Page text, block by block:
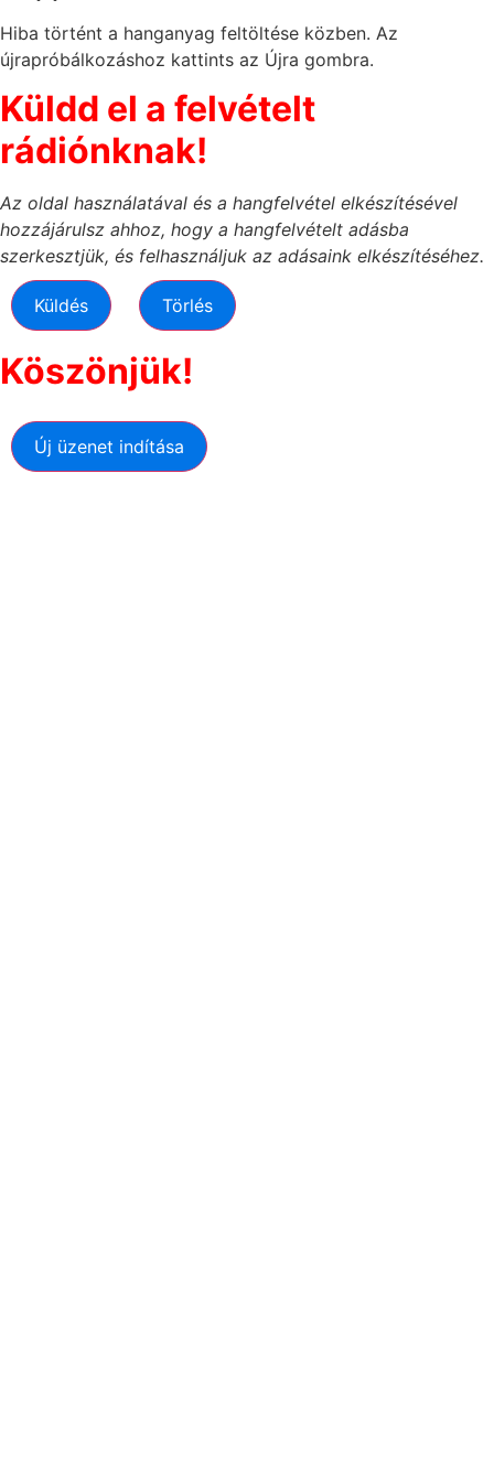
Hiba történt a hanganyag feltöltése közben. Az
újrapróbálkozáshoz kattints az Újra gombra.
Küldd el a felvételt
rádiónknak!
Az oldal használatával és a hangfelvétel elkészítésével
hozzájárulsz ahhoz, hogy a hangfelvételt adásba
szerkesztjük, és felhasználjuk az adásaink elkészítéséhez.
Küldés Törlés
Köszönjük!
Új üzenet indítása